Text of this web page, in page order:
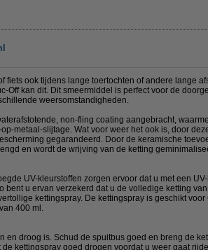
fiets ook tijdens lange toertochten of andere lange
Off kan dit. Dit smeermiddel is perfect voor de
weersomstandigheden.
non-fling coating aangebracht,
metaal-slijtage. Wat voor weer het ook is, door
gegarandeerd. Door de keramische
en wordt de wrijving van de ketting
UV-kleurstoffen zorgen ervoor dat u met een
bent u ervan verzekerd dat u de volledige ketting
kettingspray. De kettingspray is geschikt
400 ml.
en droog is. Schud de spuitbus goed en breng de
kettingspray goed drogen voordat u weer gaat